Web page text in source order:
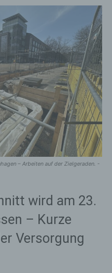
– Arbeiten auf der Zielgeraden. -
wird am 23.
– Kurze
Versorgung